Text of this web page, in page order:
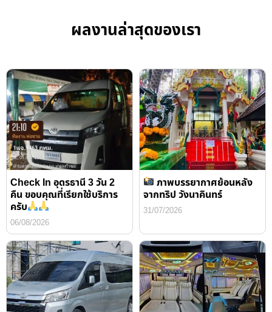
ผลงานล่าสุดของเรา
Check In อุดรธานี 3 วัน 2
คืน ขอบคุณที่เรียกใช้บริการ
ครับ
06/08/2026
ภาพบรรยากาศย้อนหลัง
จากทริป วังนาคินทร์
31/07/2026